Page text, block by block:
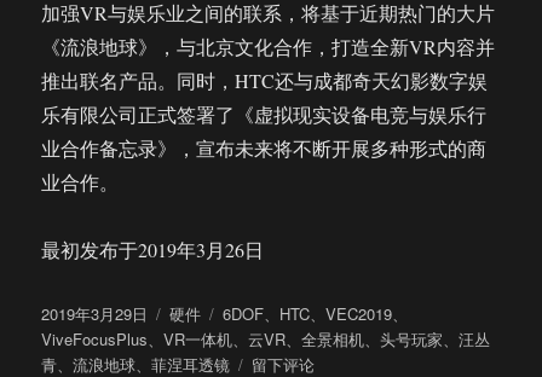
加强VR与娱乐业之间的联系，将基于近期热门的大片
《流浪地球》，与北京文化合作，打造全新VR内容并
推出联名产品。同时，HTC还与成都奇天幻影数字娱
乐有限公司正式签署了《虚拟现实设备电竞与娱乐行
业合作备忘录》，宣布未来将不断开展多种形式的商
业合作。
最初发布于2019年3月26日
发
布
于
2019年3月29日
分
类
硬件
标
签
6DOF、 HTC、VEC2019、
ViveFocusPlus、VR一体机、云VR、全景相机、头号玩家、汪丛
青、流浪地球、菲涅耳透镜
于
留下评论